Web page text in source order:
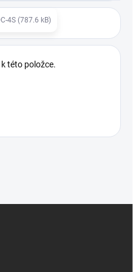
4S (787.6 kB)
této položce.